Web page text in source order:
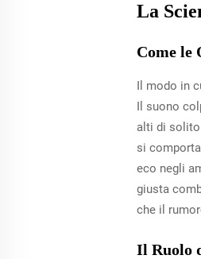
La
Come le
Il modo in
Il suono
alti di solito
si
eco negli
giusta
che il
Il Ruolo